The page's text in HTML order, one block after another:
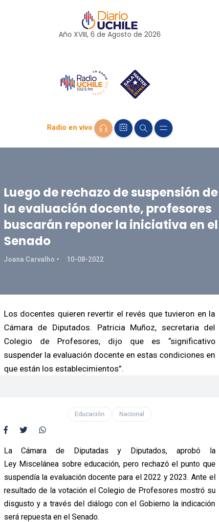
Año XVIII, 6 de Agosto de 2026
Radio en vivo
Luego de rechazo de suspensión de
la evaluación docente, profesores
buscarán reponer la iniciativa en el
Senado
Joana Carvalho 10-08-2022
Los docentes quieren revertir el revés que tuvieron en la
Cámara de Diputados. Patricia Muñoz, secretaria del
Colegio de Profesores, dijo que es “significativo
suspender la evaluación docente en estas condiciones en
que están los establecimientos”.
Educación Nacional
La Cámara de Diputadas y Diputados, aprobó la
Ley Miscelánea sobre educación, pero rechazó el punto que
suspendía la evaluación docente para el 2022 y 2023. Ante el
resultado de la votación el Colegio de Profesores mostró su
disgusto y a través del diálogo con el Gobierno la indicación
será repuesta en el Senado.